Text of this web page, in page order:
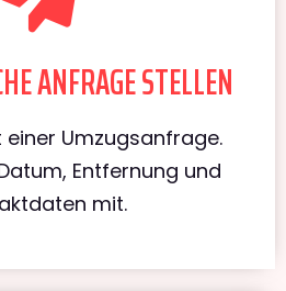
ANFRAGE STELLEN
einer Umzugsanfrage.
Entfernung und
mit.